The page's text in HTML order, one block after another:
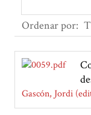
Ordenar por:
Gascón, Jordi